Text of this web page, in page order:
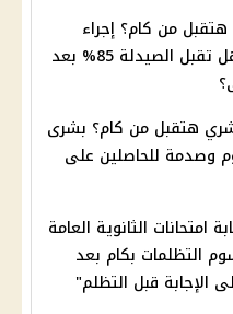
من كام؟ إجراء
يصدم الطلاب.. هل تقبل الصيدلة 85% بعد
هتقبل من كام؟ بشرى
وصدمة للحاصلين على
امتحانات الثانوية العامة
التظلمات بكام بعد
الإجابة قبل التظلم"